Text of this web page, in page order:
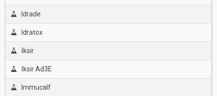
Idrade
Idratox
İksir
İksir Ad3E
Immucalf